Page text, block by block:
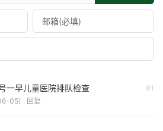
#1
一早儿童医院排队检查
05) 回复